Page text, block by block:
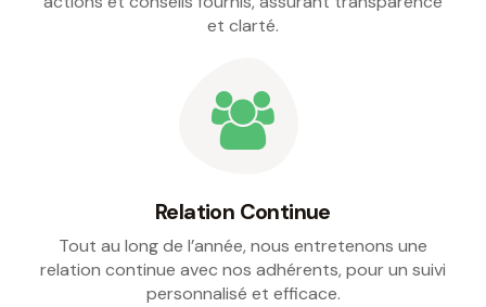
et clarté.
Relation Continue
Tout au long de l’année, nous entretenons une
relation continue avec nos adhérents, pour un suivi
personnalisé et efficace.